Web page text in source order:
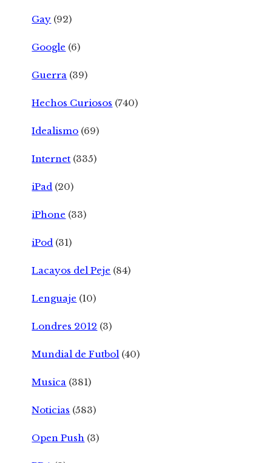
Gay (92)
Google (6)
Guerra (39)
Hechos Curiosos (740)
Idealismo (69)
Internet (335)
iPad (20)
iPhone (33)
iPod (31)
Lacayos del Peje (84)
Lenguaje (10)
Londres 2012 (3)
Mundial de Futbol (40)
Musica (381)
Noticias (583)
Open Push (3)